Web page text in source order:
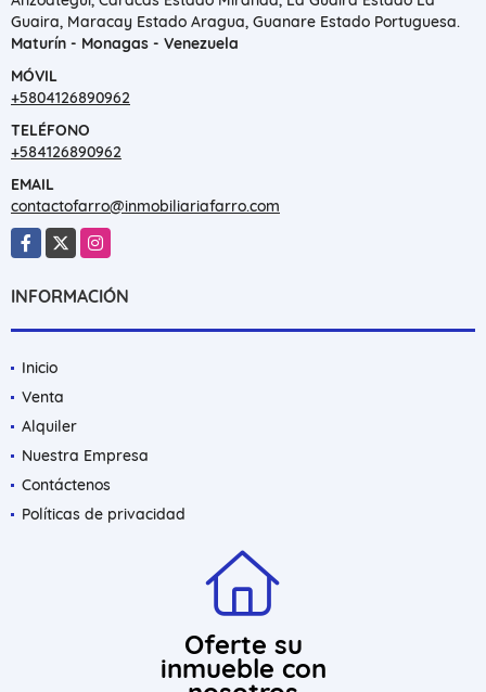
Guaira, Maracay Estado Aragua, Guanare Estado Portuguesa.
Maturín - Monagas - Venezuela
MÓVIL
+5804126890962
TELÉFONO
+584126890962
EMAIL
contactofarro@inmobiliariafarro.com
Facebook
X Instagram
INFORMACIÓN
Inicio
Venta
Alquiler
Nuestra Empresa
Contáctenos
Políticas de privacidad
Oferte su
inmueble con